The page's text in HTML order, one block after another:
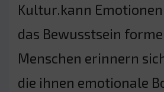
Kultur.kann
das Bewusstsein
Menschen erinnern
die ihnen emotionale